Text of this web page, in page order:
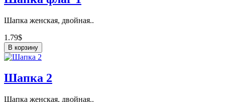
Шапка женская, двойная..
1.79$
В корзину
Шапка 2
Шапка женская, двойная..